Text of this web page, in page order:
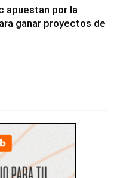
apuestan por la
ganar proyectos de